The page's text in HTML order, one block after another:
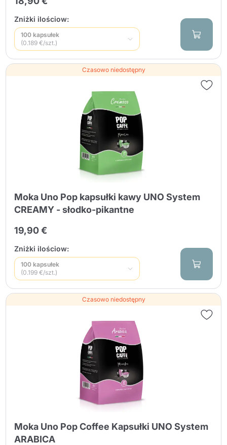
Zniżki ilościow:
100 kapsułek
(0.189 €/szt.)
Czasowo niedostępny
Moka Uno Pop kapsułki kawy UNO System
CREAMY - słodko-pikantne
19,90 €
Zniżki ilościow:
100 kapsułek
(0.199 €/szt.)
Czasowo niedostępny
Moka Uno Pop Coffee Kapsułki UNO System
ARABICA